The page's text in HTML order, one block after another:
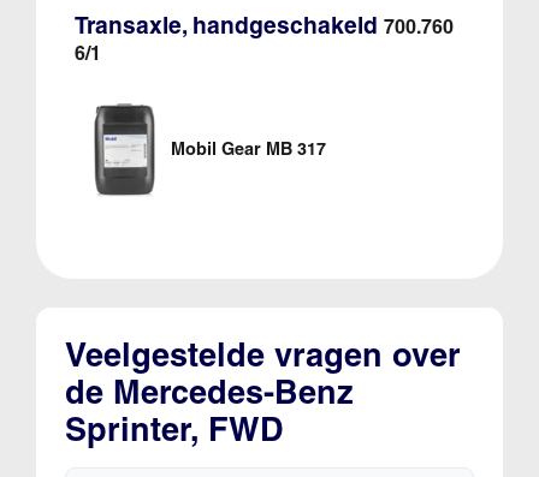
Transaxle, handgeschakeld 700.760
6/1
Mobil Gear MB 317
Veelgestelde vragen over
de Mercedes-Benz
Sprinter, FWD